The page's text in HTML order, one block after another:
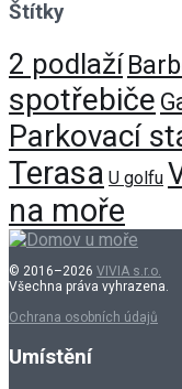
Štítky
2 podlaží
spotřebiče
Parkovací
Terasa U golfu
na moře
© 2016–2026 VIVIA s.r.o.
Všechna práva vyhrazena.
Ochrana osobních údajů
Umístění